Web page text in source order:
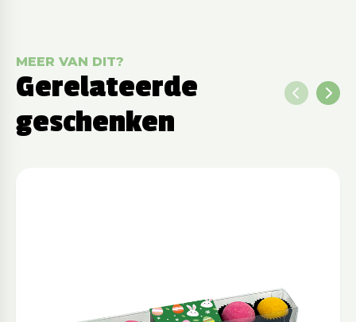
MEER VAN DIT?
Gerelateerde
geschenken